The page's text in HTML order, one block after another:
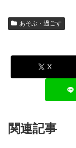
あそぶ・過ごす
X
関連記事